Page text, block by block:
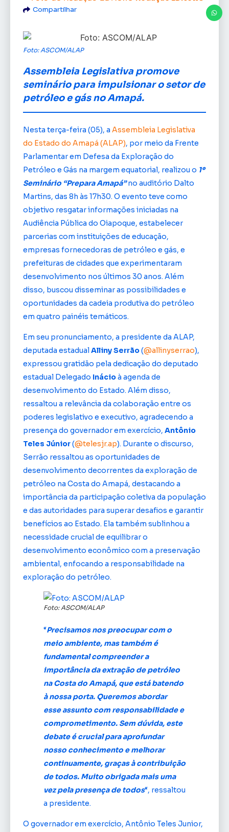
Compartilhar
Foto: ASCOM/ALAP
Assembleia Legislativa promove
seminário para impulsionar o setor de
petróleo e gás no Amapá.
Nesta terça-feira (05), a Assembleia Legislativa
do Estado do Amapá (ALAP), por meio da Frente
Parlamentar em Defesa da Exploração do
Petróleo e Gás na margem equatorial, realizou o 1º
Seminário “Prepara Amapá”no auditório Dalto
Martins, das 8h às 17h30. O evento teve como
objetivo resgatar informações iniciadas na
Audiência Pública do Oiapoque, estabelecer
parcerias com instituições de educação,
empresas fornecedoras de petróleo e gás, e
prefeituras de cidades que experimentaram
desenvolvimento nos últimos 30 anos. Além
disso, buscou disseminar as possibilidades e
oportunidades da cadeia produtiva do petróleo
em quatro painéis temáticos.
Em seu pronunciamento, a presidente da ALAP,
deputada estadual Alliny Serrão(@allinyserrao),
expressou gratidão pela dedicação do deputado
estadual Delegado Inácioà agenda de
desenvolvimento do Estado. Além disso,
ressaltou a relevância da colaboração entre os
poderes legislativo e executivo, agradecendo a
presença do governador em exercício, Antônio
Teles Júnior(@telesjr.ap). Durante o discurso,
Serrão ressaltou as oportunidades de
desenvolvimento decorrentes da exploração de
petróleo na Costa do Amapá, destacando a
importância da participação coletiva da população
e das autoridades para superar desafios e garantir
benefícios ao Estado. Ela também sublinhou a
necessidade crucial de equilibrar o
desenvolvimento econômico com a preservação
ambiental, enfocando a responsabilidade na
exploração do petróleo.
Foto: ASCOM/ALAP
“Precisamos nos preocupar com o
meio ambiente, mas também é
fundamental compreender a
importância da extração de petróleo
na Costa do Amapá, que está batendo
à nossa porta. Queremos abordar
esse assunto com responsabilidade e
comprometimento. Sem dúvida, este
debate é crucial para aprofundar
nosso conhecimento e melhorar
continuamente, graças à contribuição
de todos. Muito obrigada mais uma
vez pela presença de todos“, ressaltou
a presidente.
O governador em exercício, Antônio Teles Junior,